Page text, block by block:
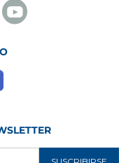
Novelec